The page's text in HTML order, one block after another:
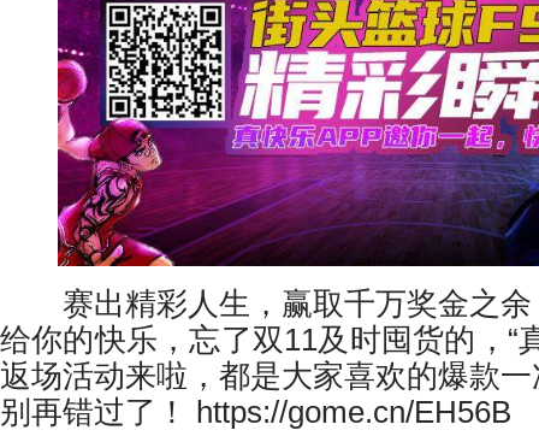
赛出精彩人生，赢取千万奖金之余
给你的快乐，忘了双11及时囤货的，“
返场活动来啦，都是大家喜欢的爆款
别再错过了！ https://gome.cn/EH56B